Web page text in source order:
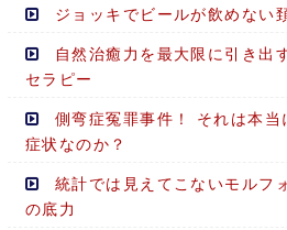
ジョッキでビールが飲めない
自然治癒力を最大限に引き出
セラピー
側弯症冤罪事件！ それは本当
症状なのか？
統計では見えてこないモルフ
の底力